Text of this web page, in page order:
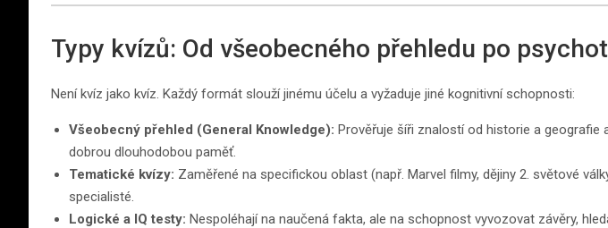
Typy kvízů: Od všeobecného přehledu po
Není kvíz jako kvíz. Každý formát slouží jinému účelu a vyžaduje jiné kognitivní schopnosti:
Všeobecný přehled (General Knowledge): Prověřuje šíři znalostí od historie a geografie
dobrou dlouhodobou paměť.
Tematické kvízy: Zaměřené na specifickou oblast (např. Marvel filmy, dějiny 2. světové
specialisté.
Logické a IQ testy: Nespoléhají na naučená fakta, ale na schopnost vyvozovat závěry,